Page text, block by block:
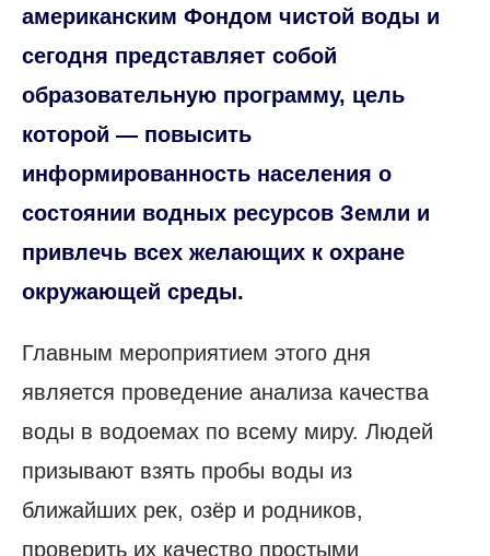
американским Фондом чистой воды и
сегодня представляет собой
образовательную программу, цель
которой — повысить
информированность населения о
состоянии водных ресурсов Земли и
привлечь всех желающих к охране
окружающей среды.
Главным мероприятием этого дня
является проведение анализа качества
воды в водоемах по всему миру. Людей
призывают взять пробы воды из
ближайших рек, озёр и родников,
проверить их качество простыми